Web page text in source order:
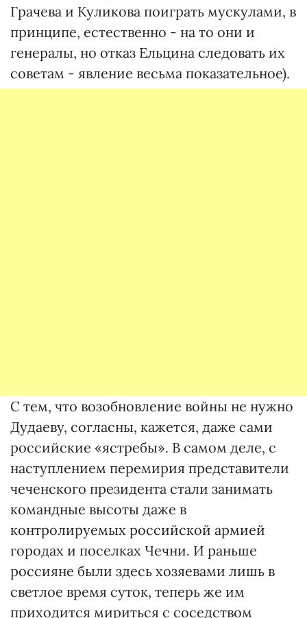
Грачева и Куликова поиграть мускулами, в
принципе, естественно - на то они и
генералы, но отказ Ельцина следовать их
советам - явление весьма показательное).
С тем, что возобновление войны не нужно
Дудаеву, согласны, кажется, даже сами
российские «ястребы». В самом деле, с
наступлением перемирия представители
чеченского президента стали занимать
командные высоты даже в
контролируемых российской армией
городах и поселках Чечни. И раньше
россияне были здесь хозяевами лишь в
светлое время суток, теперь же им
приходится мириться с соседством